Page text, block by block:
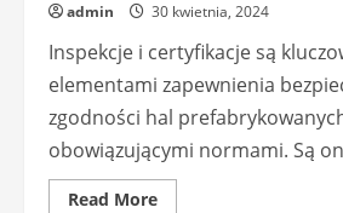
admin 30 kwietnia, 2024
Inspekcje i certyfikacje są
elementami zapewnienia
zgodności hal
obowiązującymi normami. Są
Read MoreRead